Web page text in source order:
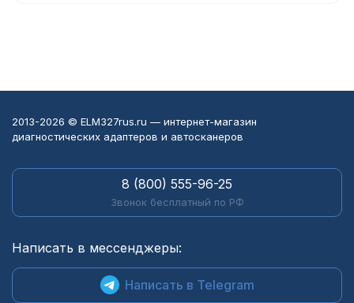
2013-2026 © ELM327rus.ru — интернет-магазин
диагностических адаптеров и автосканеров
8 (800) 555-96-25
Звонок бесплатный по РФ
Написать в мессенджеры:
Написать в Telegram